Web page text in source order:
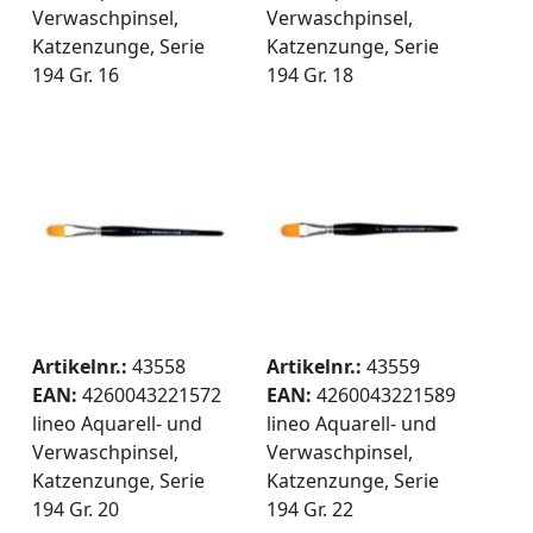
Verwaschpinsel,
Katzenzunge, Serie
194 Gr. 16
Verwaschpinsel,
Katzenzunge, Serie
194 Gr. 18
Artikelnr.: 43558
EAN: 4260043221572
lineo Aquarell- und
Verwaschpinsel,
Katzenzunge, Serie
194 Gr. 20
Artikelnr.: 43559
EAN: 4260043221589
lineo Aquarell- und
Verwaschpinsel,
Katzenzunge, Serie
194 Gr. 22